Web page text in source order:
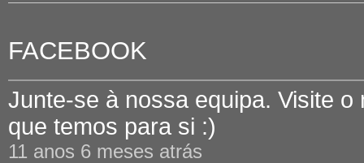
FACEBOOK
Junte-se à nossa equipa. Visite
que temos para si :)
11 anos 6 meses atrás